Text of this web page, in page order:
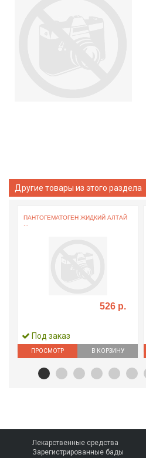
Другие товары из этого раздела
ПАНТОГЕМАТОГЕН ЖИДКИЙ АЛТАЙ
526 р.
Под заказ
ПРОСМОТР В КОРЗИНУ
Лекарственные средства
Зарегистрированные бады